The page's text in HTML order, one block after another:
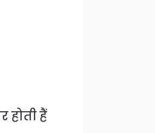
होती हैं